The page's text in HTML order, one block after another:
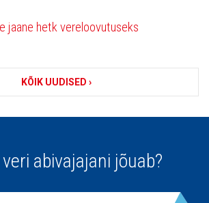
jaane hetk vereloovutuseks
KÕIK UUDISED ›
abivajajani jõuab?